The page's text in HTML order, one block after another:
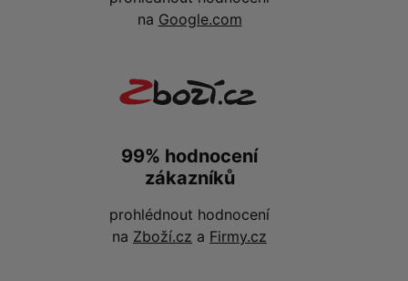
na Google.com
99% hodnocení
zákazníků
prohlédnout hodnocení
na Zboží.cz a Firmy.cz